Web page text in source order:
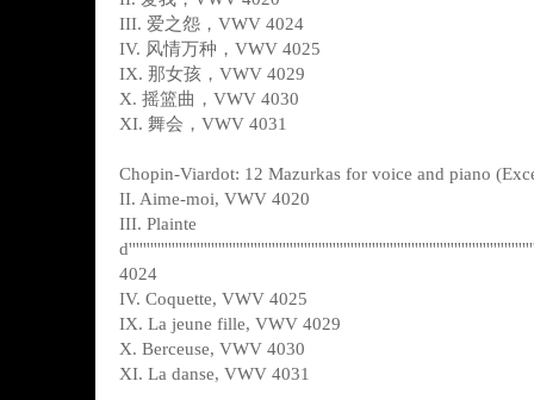
III. 爱之怨，VWV 4024
IV. 风情万种，VWV 4025
IX. 那女孩，VWV 4029
X. 摇篮曲，VWV 4030
XI. 舞会，VWV 4031
Chopin-Viardot: 12 Mazurkas for voice and piano
II. Aime-moi, VWV 4020
III. Plainte
4024
IV. Coquette, VWV 4025
IX. La jeune fille, VWV 4029
X. Berceuse, VWV 4030
XI. La danse, VWV 4031